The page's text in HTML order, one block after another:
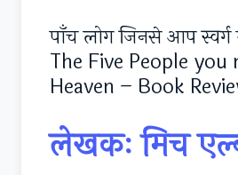
पाँच लोग जिनसे आप
The Five People you
Heaven – Book
लेखकः मिच